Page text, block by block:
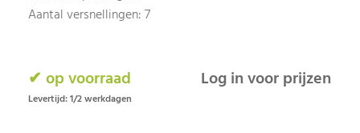
Aantal versnellingen: 7
✔ op voorraad
Levertijd: 1/2 werkdagen
Log in voor prijzen